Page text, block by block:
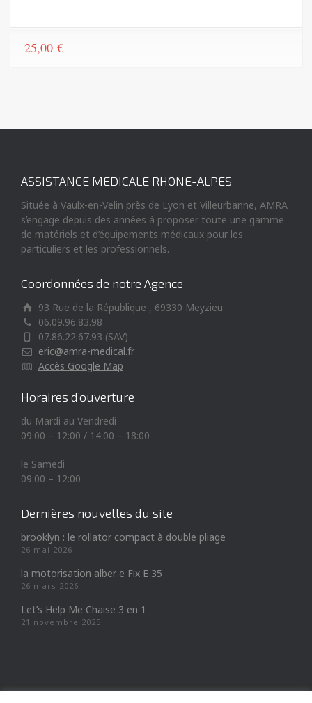
25,00 €
ASSISTANCE MEDICALE RHONE-ALPES
Située à Vaulx-en-Velin près de Lyon et Villeurbanne, AMRA
s’engage depuis des années à proposer toute une gamme
de matériels et d’équipements médicaux pour les
particuliers et les professionnels.
Coordonnées de notre Agence
93 Rue de la République , 69330 Meyzieu
06.09.96.83.98
07.86.22.67.93 (SAV)
eric@amra-medical.fr
Accès Google Map
Horaires d’ouverture
du Mardi au Vendredi
09:00 – 12:00 / 14:00 – 18:00
le Samedi
09:00 – 12:00
Dernières nouvelles du site
brooklyn : le rollator compact à double pliage
26 mai 2026
la motorisation alber e Fix E 35
26 mars 2026
Let’s Help Me Chaise 3 en 1
21 novembre 2025